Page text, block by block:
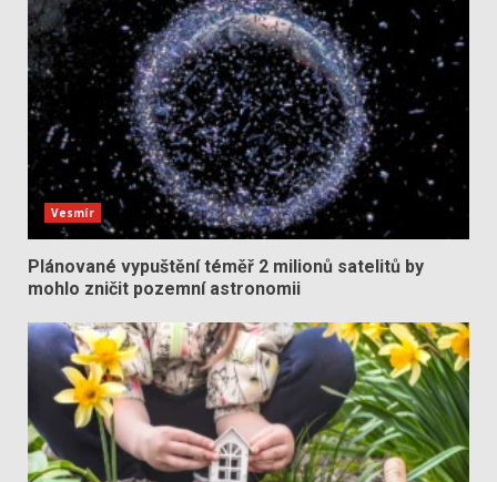
Vesmír
Plánované vypuštění téměř 2 milionů satelitů by
mohlo zničit pozemní astronomii